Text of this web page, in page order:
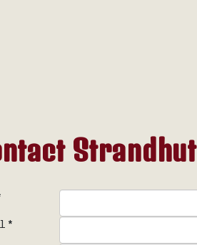
Strandhut
*